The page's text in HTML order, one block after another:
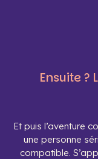
Ensuite ?
Et puis l’aventure
une personne
compatible.